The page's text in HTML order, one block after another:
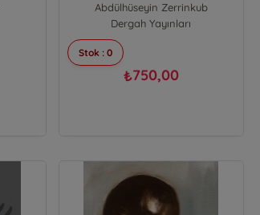
Abdülhüseyin Zerrinkub
Dergah Yayınları
Stok : 0
₺750,00